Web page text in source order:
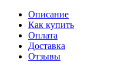
Описание
Как купить
Оплата
Доставка
Отзывы